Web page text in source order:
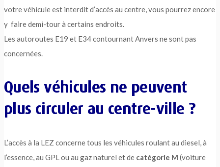
votre véhicule est interdit d’accès au centre, vous pourrez encore
y faire demi-tour à certains endroits.
Les autoroutes E19 et E34 contournant Anvers ne sont pas
concernées.
Quels véhicules ne peuvent
plus circuler au centre-ville ?
L’accès à la LEZ concerne tous les véhicules roulant au diesel, à
l’essence, au GPL ou au gaz naturel et de catégorie M (voiture